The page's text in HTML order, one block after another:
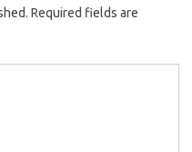
Required fields are